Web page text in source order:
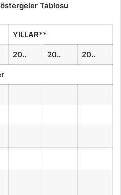
Tablosu
YILLAR**
20.. 20.. 20..